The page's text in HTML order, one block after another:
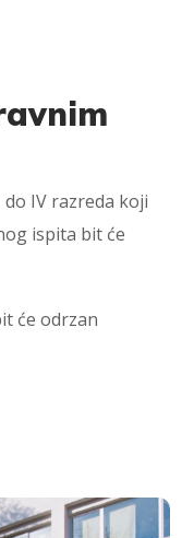
IV razreda koji
ispita bit će
će odrzan